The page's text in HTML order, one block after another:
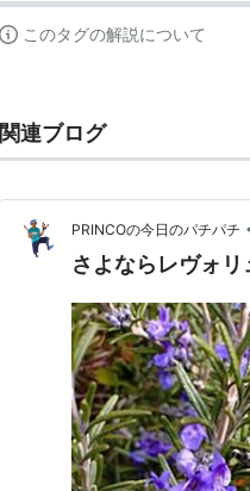
このタグの解説について
関連ブログ
PRINCOの今日のパチパチ
さよならレヴォ